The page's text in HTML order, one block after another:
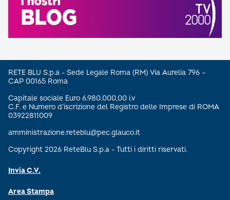
RETE BLU S.p.a - Sede Legale Roma (RM) Via Aurelia 796 –
CAP 00165 Roma
Capitale sociale Euro 6.980.000,00 i.v
C.F. e Numero d’iscrizione del Registro delle Imprese di ROMA
03922811009
amministrazione.reteblu@pec.glauco.it
Copyright 2026 ReteBlu S.p.a - Tutti i diritti riservati.
Invia C.V.
Area Stampa